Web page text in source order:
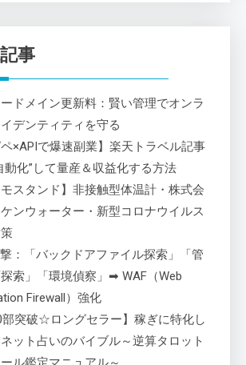
事
ドメイン更新料：賢い管理でオンラ
デンティティを守る
ペ×APIで爆速副業】楽天トラベル記事
動化”して量産＆収益化する方法
モスタンド】非接触型体温計・株式会
ンウォーター・新型コロナウイルス
：「バックドアファイル探索」「管
索」「環境偵察」➡ WAF（Web
Firewall）強化
部突破☆ロングセラー】稼ぎに特化し
ット占いのバイブル～逆算タロット